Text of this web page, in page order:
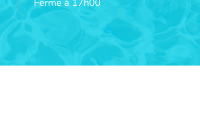
Ferme à 17h00